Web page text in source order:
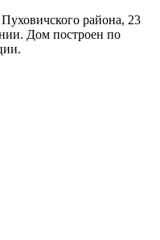
района, 23
Дом построен по